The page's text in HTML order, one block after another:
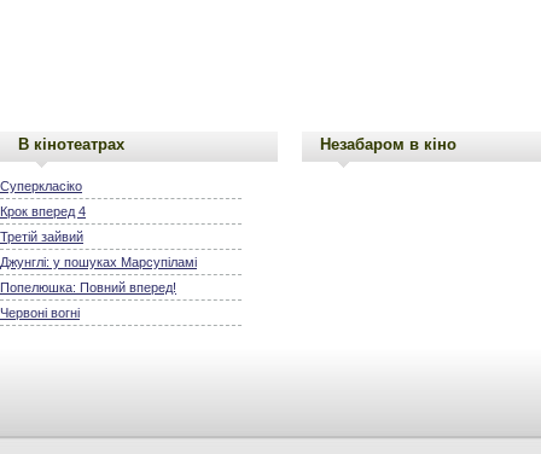
В кінотеатрах
Суперкласіко
Крок вперед 4
Третій зайвий
Джунглі: у пошуках Марсупіламі
Попелюшка: Повний вперед!
Червоні вогні
Незабаром в кіно